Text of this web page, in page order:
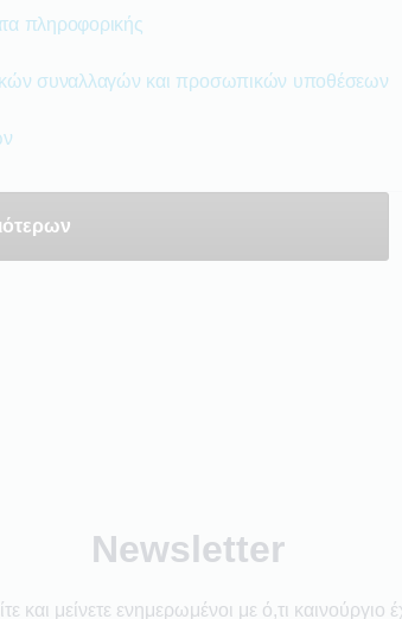
πληροφορικής
συναλλαγών και προσωπικών υποθέσεων